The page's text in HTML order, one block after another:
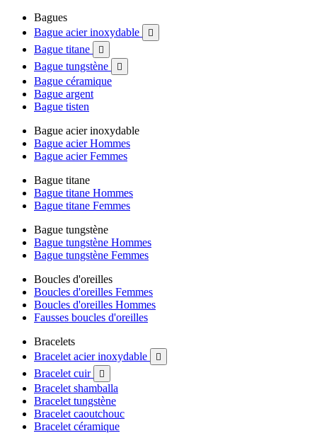
Bagues
Bague acier inoxydable

Bague titane 
Bague tungstène 
Bague céramique
Bague argent
Bague tisten
Bague acier inoxydable
Bague acier Hommes
Bague acier Femmes
Bague titane
Bague titane Hommes
Bague titane Femmes
Bague tungstène
Bague tungstène Hommes
Bague tungstène Femmes
Boucles d'oreilles
Boucles d'oreilles Femmes
Boucles d'oreilles Hommes
Fausses boucles d'oreilles
Bracelets
Bracelet acier inoxydable

Bracelet cuir 
Bracelet shamballa
Bracelet tungstène
Bracelet caoutchouc
Bracelet céramique